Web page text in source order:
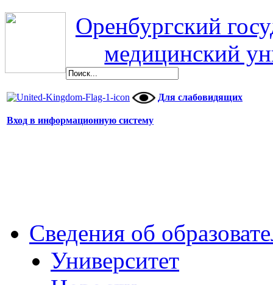
Оренбургский
медицинский
Для слабовидящих
Вход в информационную систему
Сведения об
Университет